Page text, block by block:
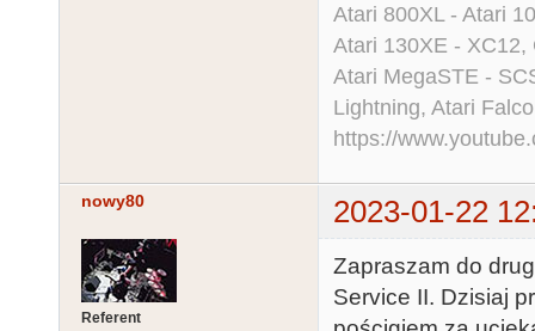
Atari 800XL - Atari
Atari 130XE - XC12,
Atari MegaSTE -
Lightning, Atari
https://
nowy80 2023-01-22
Referent
Zapraszam do
Service II. Dzisiaj